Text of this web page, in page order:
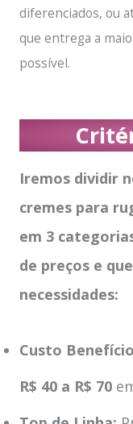
diferenciados, ou
que entrega a
possível.
Iremos dividir
cremes para
em 3
de preços e
necessidades:
Custo
R$ 40 a R$ 70